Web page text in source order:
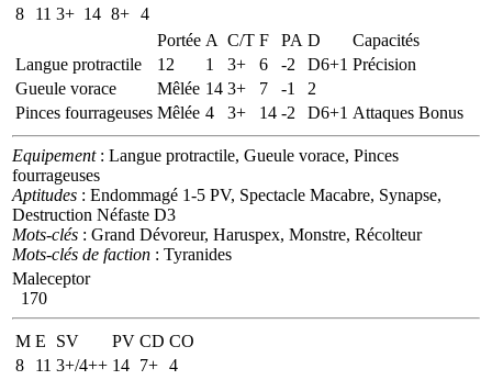
8
11 3+ 14 8+ 4
Portée A C/T F PA D
Capacités
Langue protractile
12 1 3+ 6 -2 D6+1 Précision
Gueule vorace
Mêlée 14 3+ 7 -1
2
Pinces fourrageuses Mêlée 4 3+ 14 -2 D6+1 Attaques Bonus
Equipement: Langue protractile, Gueule vorace, Pinces
fourrageuses
Aptitudes : Endommagé 1-5 PV, Spectacle Macabre, Synapse,
Destruction Néfaste D3
Mots-clés : Grand Dévoreur, Haruspex, Monstre, Récolteur
Mots-clés de faction : Tyranides
Maleceptor
170
M E SV PV CD CO
8
11 3+/4++ 14 7+ 4